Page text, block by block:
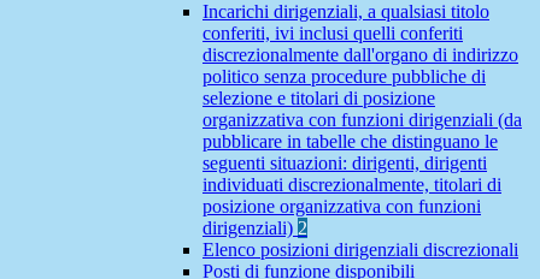
Incarichi dirigenziali, a qualsiasi titolo
conferiti, ivi inclusi quelli conferiti
discrezionalmente dall'organo di indirizzo
politico senza procedure pubbliche di
selezione e titolari di posizione
organizzativa con funzioni dirigenziali (da
pubblicare in tabelle che distinguano le
seguenti situazioni: dirigenti, dirigenti
individuati discrezionalmente, titolari di
posizione organizzativa con funzioni
dirigenziali) 2
Elenco posizioni dirigenziali discrezionali
Posti di funzione disponibili